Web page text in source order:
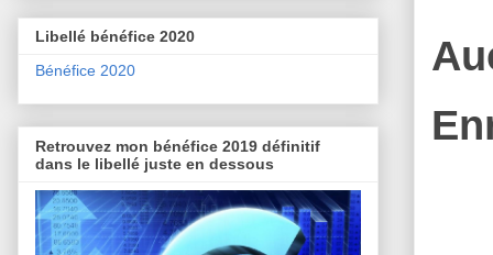
Libellé bénéfice 2020
Bénéfice 2020
Retrouvez mon bénéfice 2019 définitif
dans le libellé juste en dessous